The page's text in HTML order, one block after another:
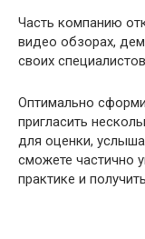
Часть компанию
видео обзорах,
своих
Оптимально
пригласить
для оценки,
сможете частично
практике и